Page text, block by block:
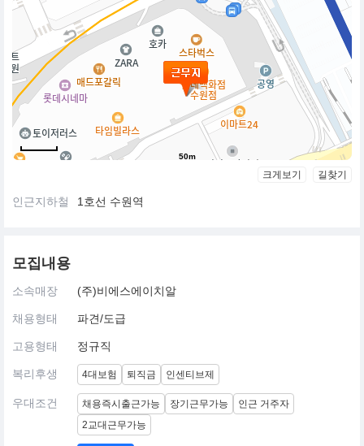
50m
크게보기 길찾기
인근지하철 1호선 수원역
모집내용
소속매장 (주)비에스에이치알
채용형태 파견/도급
고용형태 정규직
복리후생 4대보험 퇴직금 인센티브제
우대조건 채용즉시출근가능 장기근무가능
인근 거주자
2교대근무가능